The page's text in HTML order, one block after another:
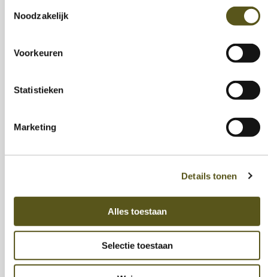
Noodzakelijk
Voorkeuren
Statistieken
Marketing
Details tonen
Alles toestaan
Selectie toestaan
huishoudhulp bij IN-Z een mooie volgende
stap. Vandaag begeleidt ze collega’s met
dezelfde betrokkenheid en passie die haar
eigen traject zo typeerden.
Lees verder »